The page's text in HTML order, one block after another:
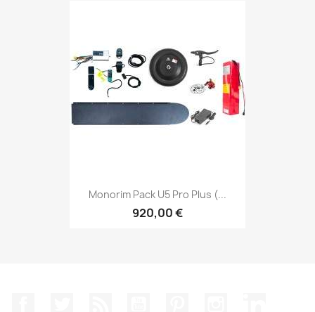
Monorim Pack U5 Pro Plus (...
920,00 €